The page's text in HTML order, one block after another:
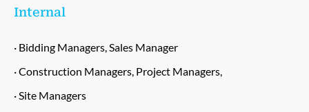
Internal
· Bidding Managers, Sales Manager
· Construction Managers, Project Managers,
· Site Managers